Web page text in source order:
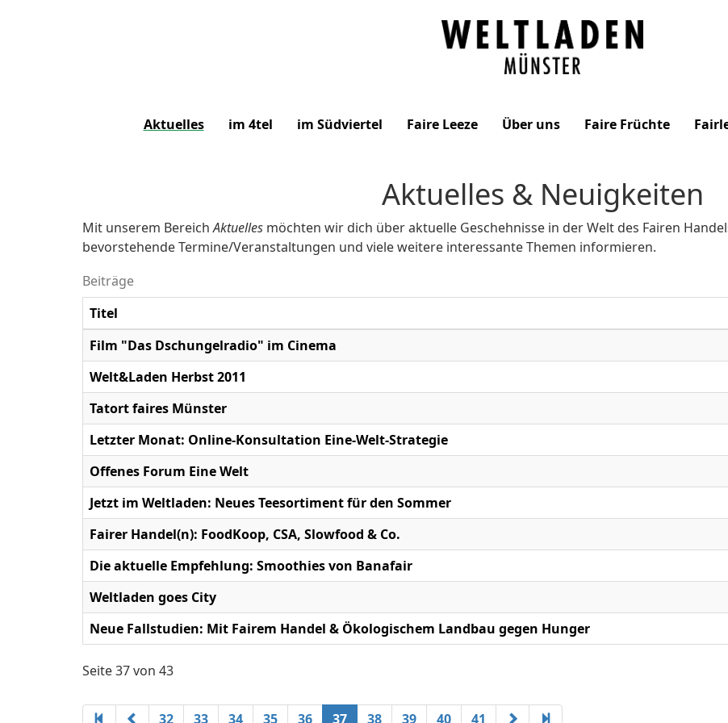
Münster
Aktuelles im 4tel im Südviertel Faire Leeze Über uns Faire Früchte
Aktuelles & Neuigkeiten
Mit unserem BereichAktuelles möchten wir dich über aktuelle Geschehnisse in der Welt des Fairen
bevorstehende Termine/Veranstaltungen und viele weitere interessante Themen informieren.
Beiträge
Titel
Film "Das Dschungelradio" im Cinema
Welt&Laden Herbst 2011
Tatort faires Münster
Letzter Monat: Online-Konsultation Eine-Welt-Strategie
Offenes Forum Eine Welt
Jetzt im Weltladen: Neues Teesortiment für den Sommer
Fairer Handel(n): FoodKoop, CSA, Slowfood & Co.
Die aktuelle Empfehlung: Smoothies von Banafair
Weltladen goes City
Neue Fallstudien: Mit Fairem Handel & Ökologischem Landbau gegen Hunger
Seite 37 von 43
32 33 34 35 36 37 38 39 40 41